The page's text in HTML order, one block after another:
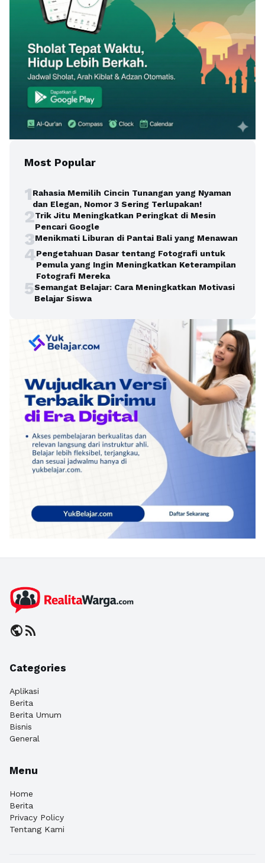
Most Popular
1Rahasia Memilih Cincin Tunangan yang Nyaman
dan Elegan, Nomor 3 Sering Terlupakan!
2Trik Jitu Meningkatkan Peringkat di Mesin
Pencari Google
3Menikmati Liburan di Pantai Bali yang Menawan
4Pengetahuan Dasar tentang Fotografi untuk
Pemula yang Ingin Meningkatkan Keterampilan
Fotografi Mereka
5Semangat Belajar: Cara Meningkatkan Motivasi
Belajar Siswa
publicrss_feed
Categories
Aplikasi
Berita
Berita Umum
Bisnis
General
Menu
Home
Berita
Privacy Policy
Tentang Kami